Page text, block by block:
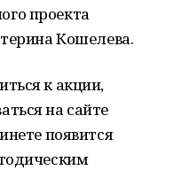
проекта
Кошелева.
к акции,
на сайте
появится